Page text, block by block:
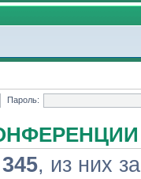
Пароль:
345, из них